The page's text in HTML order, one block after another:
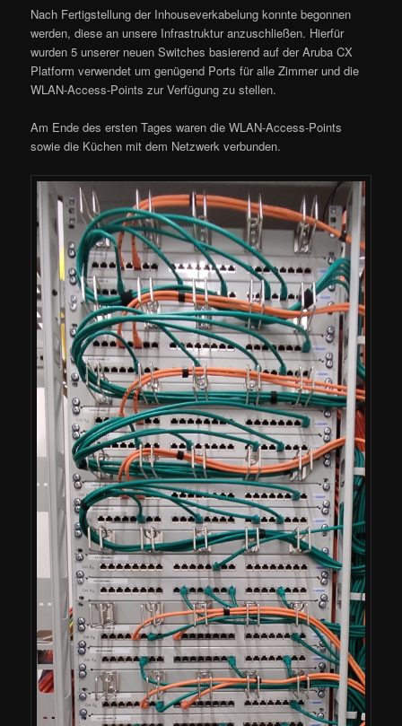
Nach Fertigstellung der Inhouseverkabelung konnte begonnen
werden, diese an unsere Infrastruktur anzuschließen. Hierfür
wurden 5 unserer neuen Switches basierend auf der Aruba CX
Platform verwendet um genügend Ports für alle Zimmer und die
WLAN-Access-Points zur Verfügung zu stellen.
Am Ende des ersten Tages waren die WLAN-Access-Points
sowie die Küchen mit dem Netzwerk verbunden.